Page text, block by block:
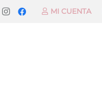
MI CUENTA